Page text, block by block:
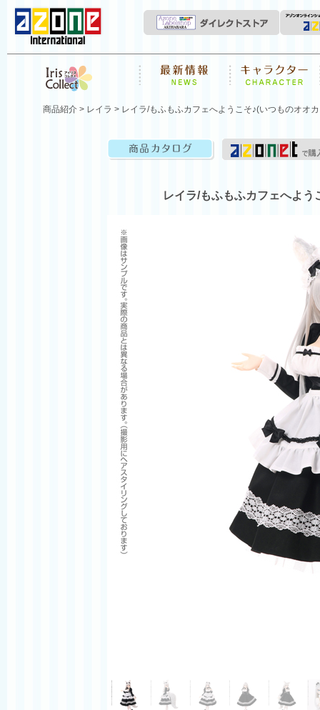
商品紹介 > レイラ > レイラ/もふもふカフェへようこそ♪(いつものオオ
レイラ/もふもふカフェへよ